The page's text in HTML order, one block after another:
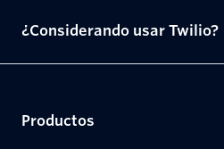
¿Considerando usar Twilio?
Productos